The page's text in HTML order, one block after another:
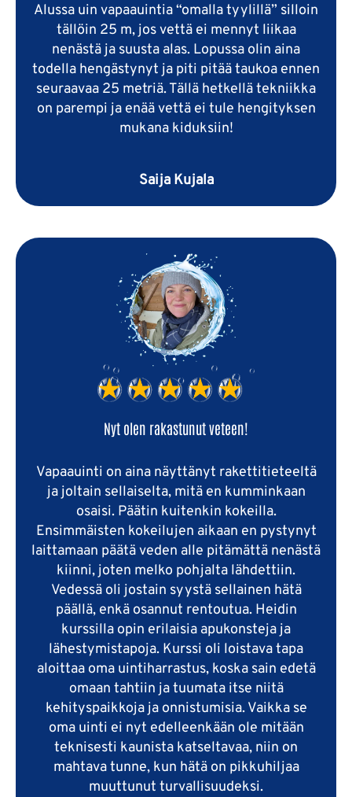
Alussa uin vapaauintia “omalla tyylillä” silloin
tällöin 25 m, jos vettä ei mennyt liikaa
nenästä ja suusta alas. Lopussa olin aina
todella hengästynyt ja piti pitää taukoa ennen
seuraavaa 25 metriä. Tällä hetkellä tekniikka
on parempi ja enää vettä ei tule hengityksen
mukana kiduksiin!
Saija Kujala
Nyt olen rakastunut veteen!
Vapaauinti on aina näyttänyt rakettitieteeltä
ja joltain sellaiselta, mitä en kumminkaan
osaisi. Päätin kuitenkin kokeilla.
Ensimmäisten kokeilujen aikaan en pystynyt
laittamaan päätä veden alle pitämättä nenästä
kiinni, joten melko pohjalta lähdettiin.
Vedessä oli jostain syystä sellainen hätä
päällä, enkä osannut rentoutua. Heidin
kurssilla opin erilaisia apukonsteja ja
lähestymistapoja. Kurssi oli loistava tapa
aloittaa oma uintiharrastus, koska sain edetä
omaan tahtiin ja tuumata itse niitä
kehityspaikkoja ja onnistumisia. Vaikka se
oma uinti ei nyt edelleenkään ole mitään
teknisesti kaunista katseltavaa, niin on
mahtava tunne, kun hätä on pikkuhiljaa
muuttunut turvallisuudeksi.